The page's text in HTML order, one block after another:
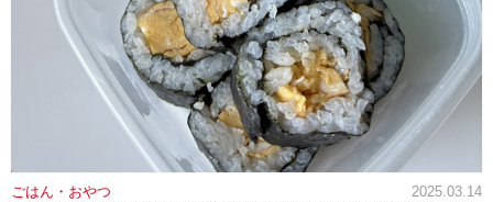
ごはん・おやつ 2025.03.14